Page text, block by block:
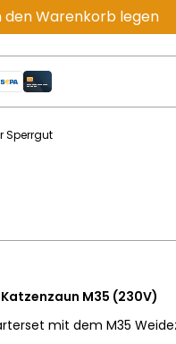
den Warenkorb legen
Sperrgut
M35 (230V)
mit dem M35